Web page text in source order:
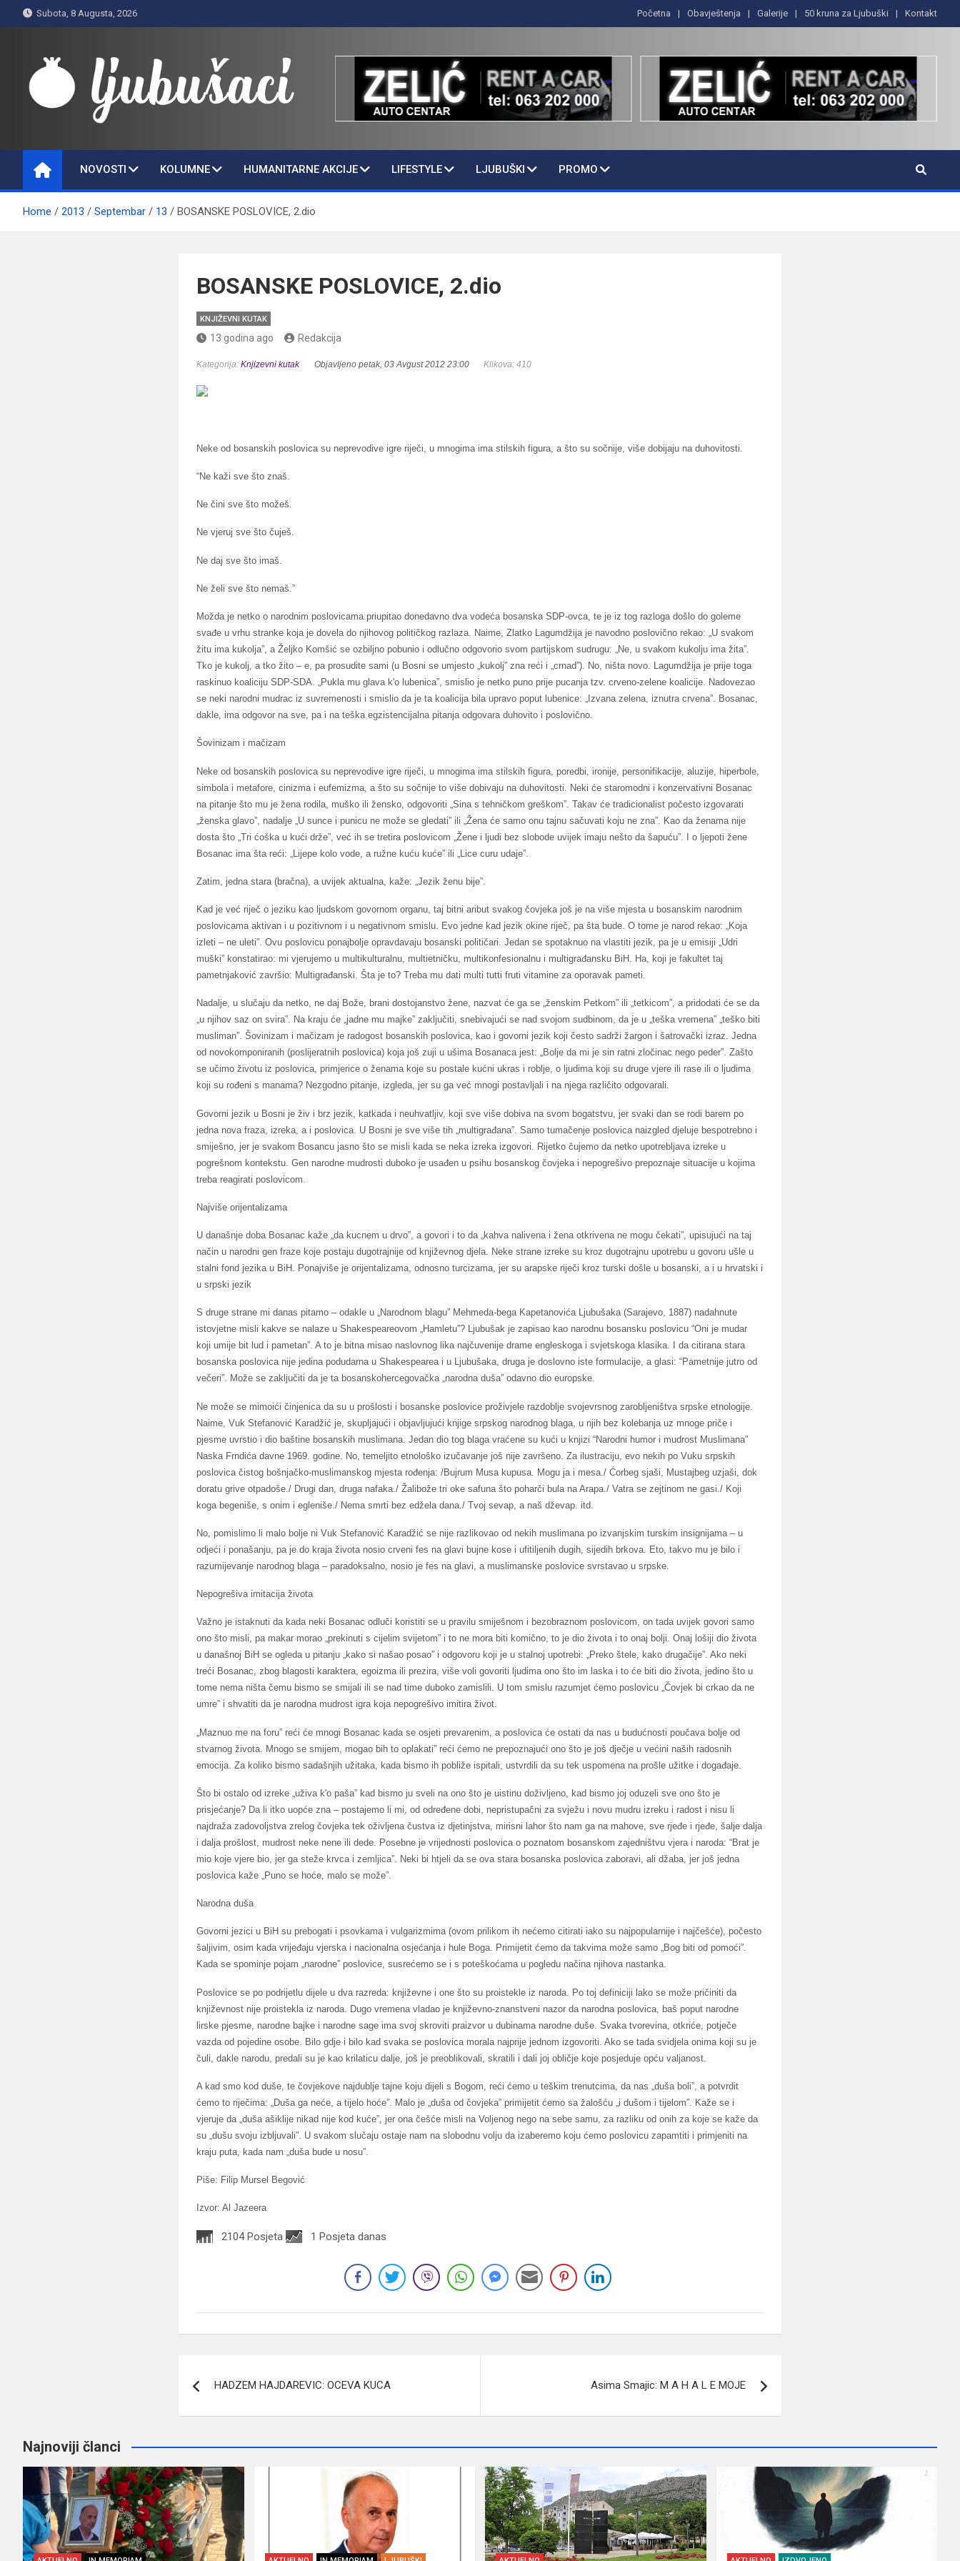
to
Subota, 8 Augusta, 2026 Početna Obavještenja Galerije 50 kruna za Ljubuški Kontakt
Ljubušaci
NOVOSTI KOLUMNE HUMANITARNE AKCIJE LIFESTYLE LJUBUŠKI PROMO
Home 2013 Septembar 13 BOSANSKE POSLOVICE, 2.dio
BOSANSKE POSLOVICE, 2.dio
KNJIŽEVNI KUTAK
13 godina ago Redakcija
Kategorija:Knjizevni kutak Objavljeno petak, 03 Avgust 2012 23:00 Klikova: 410
Neke od bosanskih poslovica su neprevodive igre riječi, u mnogima ima stilskih figura, a što su sočnije, više dobijaju na duhovitosti.
“Ne kaži sve što znaš.
Ne čini sve što možeš.
Ne vjeruj sve što čuješ.
Ne daj sve što imaš.
Ne želi sve što nemaš.”
Možda je netko o narodnim poslovicama priupitao donedavno dva vodeća bosanska SDP-ovca, te je iz tog razloga došlo do goleme
svađe u vrhu stranke koja je dovela do njihovog političkog razlaza. Naime, Zlatko Lagumdžija je navodno poslovično rekao: „U svakom
žitu ima kukolja”, a Željko Komšić se ozbiljno pobunio i odlučno odgovorio svom partijskom sudrugu: „Ne, u svakom kukolju ima žita”.
Tko je kukolj, a tko žito – e, pa prosudite sami (u Bosni se umjesto „kukolj” zna reći i „crnad”). No, ništa novo. Lagumdžija je prije toga
raskinuo koaliciju SDP-SDA. „Pukla mu glava k'o lubenica”, smislio je netko puno prije pucanja tzv. crveno-zelene koalicije. Nadovezao
se neki narodni mudrac iz suvremenosti i smislio da je ta koalicija bila upravo poput lubenice: „Izvana zelena, iznutra crvena”. Bosanac,
dakle, ima odgovor na sve, pa i na teška egzistencijalna pitanja odgovara duhovito i poslovično.
Šovinizam i mačizam
Neke od bosanskih poslovica su neprevodive igre riječi, u mnogima ima stilskih figura, poredbi, ironije, personifikacije, aluzije, hiperbole,
simbola i metafore, cinizma i eufemizma, a što su sočnije to više dobivaju na duhovitosti. Neki će staromodni i konzervativni Bosanac
na pitanje što mu je žena rodila, muško ili žensko, odgovoriti „Sina s tehničkom greškom”. Takav će tradicionalist počesto izgovarati
„ženska glavo”, nadalje „U sunce i punicu ne može se gledati” ili „Žena će samo onu tajnu sačuvati koju ne zna”. Kao da ženama nije
dosta što „Tri ćoška u kući drže”, već ih se tretira poslovicom „Žene i ljudi bez slobode uvijek imaju nešto da šapuću”. I o ljepoti žene
Bosanac ima šta reći: „Lijepe kolo vode, a ružne kuću kuće” ili „Lice curu udaje”.
Zatim, jedna stara (bračna), a uvijek aktualna, kaže: „Jezik ženu bije”.
Kad je već riječ o jeziku kao ljudskom govornom organu, taj bitni aribut svakog čovjeka još je na više mjesta u bosanskim narodnim
poslovicama aktivan i u pozitivnom i u negativnom smislu. Evo jedne kad jezik okine riječ, pa šta bude. O tome je narod rekao: „Koja
izleti – ne uleti”. Ovu poslovicu ponajbolje opravdavaju bosanski političari. Jedan se spotaknuo na vlastiti jezik, pa je u emisiji „Udri
muški” konstatirao: mi vjerujemo u multikulturalnu, multietničku, multikonfesionalnu i multigrađansku BiH. Ha, koji je fakultet taj
pametnjaković završio: Multigrađanski. Šta je to? Treba mu dati multi tutti fruti vitamine za oporavak pameti.
Nadalje, u slučaju da netko, ne daj Bože, brani dostojanstvo žene, nazvat će ga se „ženskim Petkom” ili „tetkicom”, a pridodati će se da
„u njihov saz on svira”. Na kraju će „jadne mu majke” zaključiti, snebivajući se nad svojom sudbinom, da je u „teška vremena” „teško biti
musliman”. Šovinizam i mačizam je radogost bosanskih poslovica, kao i govorni jezik koji često sadrži žargon i šatrovački izraz. Jedna
od novokomponiranih (poslijeratnih poslovica) koja još zuji u ušima Bosanaca jest: „Bolje da mi je sin ratni zločinac nego peder”. Zašto
se učimo životu iz poslovica, primjerice o ženama koje su postale kućni ukras i roblje, o ljudima koji su druge vjere ili rase ili o ljudima
koji su rođeni s manama? Nezgodno pitanje, izgleda, jer su ga već mnogi postavljali i na njega različito odgovarali.
Govorni jezik u Bosni je živ i brz jezik, katkada i neuhvatljiv, koji sve više dobiva na svom bogatstvu, jer svaki dan se rodi barem po
jedna nova fraza, izreka, a i poslovica. U Bosni je sve više tih „multigrađana”. Samo tumačenje poslovica naizgled djeluje bespotrebno i
smiješno, jer je svakom Bosancu jasno što se misli kada se neka izreka izgovori. Rijetko čujemo da netko upotrebljava izreke u
pogrešnom kontekstu. Gen narodne mudrosti duboko je usađen u psihu bosanskog čovjeka i nepogrešivo prepoznaje situacije u kojima
treba reagirati poslovicom.
Najviše orijentalizama
U današnje doba Bosanac kaže „da kucnem u drvo”, a govori i to da „kahva nalivena i žena otkrivena ne mogu čekati”, upisujući na taj
način u narodni gen fraze koje postaju dugotrajnije od književnog djela. Neke strane izreke su kroz dugotrajnu upotrebu u govoru ušle u
stalni fond jezika u BiH. Ponajviše je orijentalizama, odnosno turcizama, jer su arapske riječi kroz turski došle u bosanski, a i u hrvatski i
u srpski jezik
S druge strane mi danas pitamo – odakle u „Narodnom blagu” Mehmeda-bega Kapetanovića Ljubušaka (Sarajevo, 1887) nadahnute
istovjetne misli kakve se nalaze u Shakespeareovom „Hamletu”? Ljubušak je zapisao kao narodnu bosansku poslovicu “Oni je mudar
koji umije bit lud i pametan”. A to je bitna misao naslovnog lika najčuvenije drame engleskoga i svjetskoga klasika. I da citirana stara
bosanska poslovica nije jedina podudarna u Shakespearea i u Ljubušaka, druga je doslovno iste formulacije, a glasi: “Pametnije jutro od
večeri”. Može se zaključiti da je ta bosanskohercegovačka „narodna duša” odavno dio europske.
Ne može se mimoići činjenica da su u prošlosti i bosanske poslovice proživjele razdoblje svojevrsnog zarobljeništva srpske etnologije.
Naime, Vuk Stefanović Karadžić je, skupljajući i objavljujući knjige srpskog narodnog blaga, u njih bez kolebanja uz mnoge priče i
pjesme uvrstio i dio baštine bosanskih muslimana. Jedan dio tog blaga vraćene su kući u knjizi “Narodni humor i mudrost Muslimana”
Naska Frndića davne 1969. godine. No, temeljito etnološko izučavanje još nije završeno. Za ilustraciju, evo nekih po Vuku srpskih
poslovica čistog bošnjačko-muslimanskog mjesta rođenja: /Bujrum Musa kupusa. Mogu ja i mesa./ Ćorbeg sjaši, Mustajbeg uzjaši, dok
doratu grive otpadoše./ Drugi dan, druga nafaka./ Žalibože tri oke safuna što poharči bula na Arapa./ Vatra se zejtinom ne gasi./ Koji
koga begeniše, s onim i egleniše./ Nema smrti bez edžela dana./ Tvoj sevap, a naš dževap. itd.
No, pomislimo li malo bolje ni Vuk Stefanović Karadžić se nije razlikovao od nekih muslimana po izvanjskim turskim insignijama – u
odjeći i ponašanju, pa je do kraja života nosio crveni fes na glavi bujne kose i ufitiljenih dugih, sijedih brkova. Eto, takvo mu je bilo i
razumijevanje narodnog blaga – paradoksalno, nosio je fes na glavi, a muslimanske poslovice svrstavao u srpske.
Nepogrešiva imitacija života
Važno je istaknuti da kada neki Bosanac odluči koristiti se u pravilu smiješnom i bezobraznom poslovicom, on tada uvijek govori samo
ono što misli, pa makar morao „prekinuti s cijelim svijetom” i to ne mora biti komično, to je dio života i to onaj bolji. Onaj lošiji dio života
u današnoj BiH se ogleda u pitanju „kako si našao posao” i odgovoru koji je u stalnoj upotrebi: „Preko štele, kako drugačije”. Ako neki
treći Bosanac, zbog blagosti karaktera, egoizma ili prezira, više voli govoriti ljudima ono što im laska i to će biti dio života, jedino što u
tome nema ništa čemu bismo se smijali ili se nad time duboko zamislili. U tom smislu razumjet ćemo poslovicu „Čovjek bi crkao da ne
umre” i shvatiti da je narodna mudrost igra koja nepogrešivo imitira život.
„Maznuo me na foru” reći će mnogi Bosanac kada se osjeti prevarenim, a poslovica će ostati da nas u budućnosti poučava bolje od
stvarnog života. Mnogo se smijem, mogao bih to oplakati” reći ćemo ne prepoznajući ono što je još dječje u većini naših radosnih
emocija. Za koliko bismo sadašnjih užitaka, kada bismo ih pobliže ispitali, ustvrdili da su tek uspomena na prošle užitke i događaje.
Što bi ostalo od izreke „uživa k'o paša” kad bismo ju sveli na ono što je uistinu doživljeno, kad bismo joj oduzeli sve ono što je
prisjećanje? Da li itko uopće zna – postajemo li mi, od određene dobi, nepristupačni za svježu i novu mudru izreku i radost i nisu li
najdraža zadovoljstva zrelog čovjeka tek oživljena čustva iz djetinjstva, mirisni lahor što nam ga na mahove, sve rjeđe i rjeđe, šalje dalja
i dalja prošlost, mudrost neke nene ili dede. Posebne je vrijednosti poslovica o poznatom bosanskom zajedništvu vjera i naroda: “Brat je
mio koje vjere bio, jer ga steže krvca i zemljica”. Neki bi htjeli da se ova stara bosanska poslovica zaboravi, ali džaba, jer još jedna
poslovica kaže „Puno se hoće, malo se može”.
Narodna duša
Govorni jezici u BiH su prebogati i psovkama i vulgarizmima (ovom prilikom ih nećemo citirati iako su najpopularnije i najčešće), počesto
šaljivim, osim kada vrijeđaju vjerska i nacionalna osjećanja i hule Boga. Primijetit ćemo da takvima može samo „Bog biti od pomoći”.
Kada se spominje pojam „narodne” poslovice, susrećemo se i s poteškoćama u pogledu načina njihova nastanka.
Poslovice se po podrijetlu dijele u dva razreda: književne i one što su proistekle iz naroda. Po toj definiciji lako se može pričiniti da
književnost nije proistekla iz naroda. Dugo vremena vladao je književno-znanstveni nazor da narodna poslovica, baš poput narodne
lirske pjesme, narodne bajke i narodne sage ima svoj skroviti praizvor u dubinama narodne duše. Svaka tvorevina, otkriće, potječe
vazda od pojedine osobe. Bilo gdje i bilo kad svaka se poslovica morala najprije jednom izgovoriti. Ako se tada svidjela onima koji su je
čuli, dakle narodu, predali su je kao krilaticu dalje, još je preoblikovali, skratili i dali joj obličje koje posjeduje opću valjanost.
A kad smo kod duše, te čovjekove najdublje tajne koju dijeli s Bogom, reći ćemo u teškim trenutcima, da nas „duša boli”, a potvrdit
ćemo to riječima: „Duša ga neće, a tijelo hoće”. Malo je „duša od čovjeka” primijetit ćemo sa žalošću „i dušom i tijelom”. Kaže se i
vjeruje da „duša ašiklije nikad nije kod kuće”, jer ona češće misli na Voljenog nego na sebe samu, za razliku od onih za koje se kaže da
su „dušu svoju izbljuvali”. U svakom slučaju ostaje nam na slobodnu volju da izaberemo koju ćemo poslovicu zapamtiti i primjeniti na
kraju puta, kada nam „duša bude u nosu”.
Piše: Filip Mursel Begović
Izvor: Al Jazeera
2104 Posjeta 1 Posjeta danas
članaka
HADZEM HAJDAREVIC: OCEVA KUCA Asima Smajic: M A H A L E MOJE
Najnoviji članci